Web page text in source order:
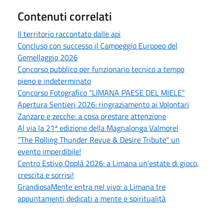
Contenuti correlati
Il territorio raccontato dalle api
Concluso con successo il Campeggio Europeo del
Gemellaggio 2026
Concorso pubblico per funzionario tecnico a tempo
pieno e indeterminato
Concorso Fotografico “LIMANA PAESE DEL MIELE”
Apertura Sentieri 2026: ringraziamento ai Volontari
Zanzare e zecche: a cosa prestare attenzione
Al via la 21ª edizione della Magnalonga Valmorel
"The Rolling Thunder Revue & Desire Tribute" un
evento imperdibile!
Centro Estivo Opplà 2026: a Limana un’estate di gioco,
crescita e sorrisi!
GrandiosaMente entra nel vivo: a Limana tre
appuntamenti dedicati a mente e spiritualità